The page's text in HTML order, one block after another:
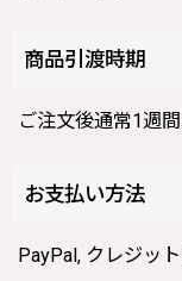
商品引渡時期
ご注文後通常1週
お支払い方法
PayPal, クレジッ